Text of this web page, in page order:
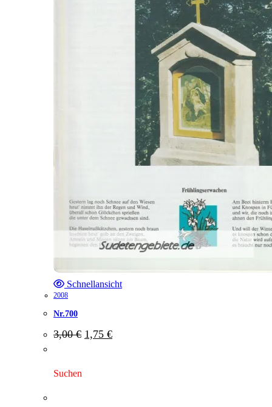
Schnellansicht
2008
Nr.700
3,00€ Ursprünglicher
Preis
1,75 €Aktueller
Preis
Suchen